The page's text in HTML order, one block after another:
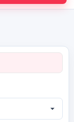
arrow_drop_down